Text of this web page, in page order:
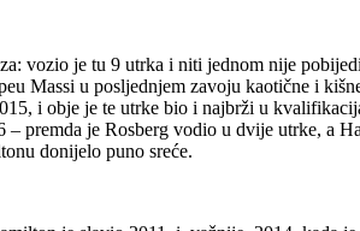
vozio je tu 9 utrka i niti jednom nije
Massi u posljednjem zavoju kaotične i
i obje je te utrke bio i najbrži u
premda je Rosberg vodio u dvije utrke, a
donijelo puno sreće.